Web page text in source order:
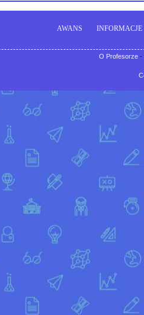
AWANS INFORMACJE
O Profesorze-